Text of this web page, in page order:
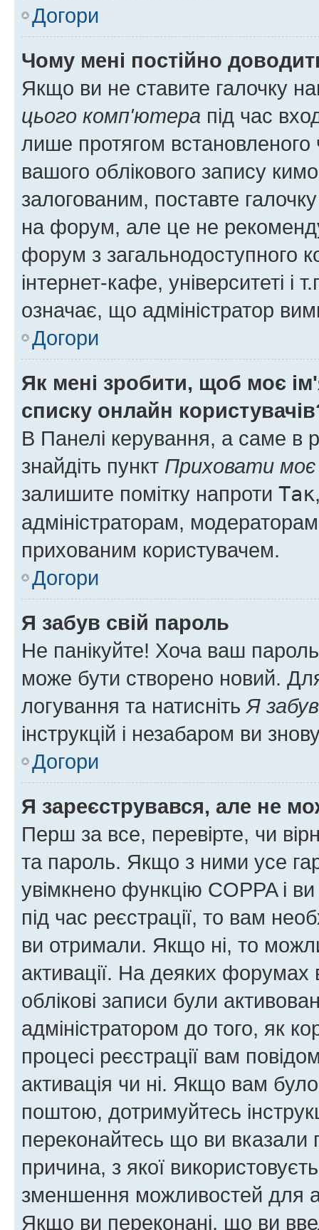
Догори
Чому мені постійно
Якщо ви не ставите галочку
цього комп'ютера під час
лише протягом встановленого
вашого облікового запису
залогованим, поставте
на форум, але це не
форум з загальнодоступного
інтернет-кафе, університеті і
означає, що адміністратор
Догори
Як мені зробити, щоб моє
списку онлайн
В Панелі керування, а саме в
знайдіть пункт Приховати моє
залишите помітку напроти Так
адміністраторам,
прихованим користувачем.
Догори
Я забув свій пароль
Не панікуйте! Хоча ваш
може бути створено новий.
логування та натисніть Я
інструкцій і незабаром ви
Догори
Я зареєструвався, але не
Перш за все, перевірте, чи
та пароль. Якщо з ними усе
увімкнено функцію COPPA і
під час реєстрації, то вам
ви отримали. Якщо ні, то
активації. На деяких форумах
облікові записи були
адміністратором до того, як
процесі реєстрації вам
активація чи ні. Якщо вам
поштою, дотримуйтесь
переконайтесь що ви
причина, з якої
зменшення можливостей для
Якщо ви переконані, що ви